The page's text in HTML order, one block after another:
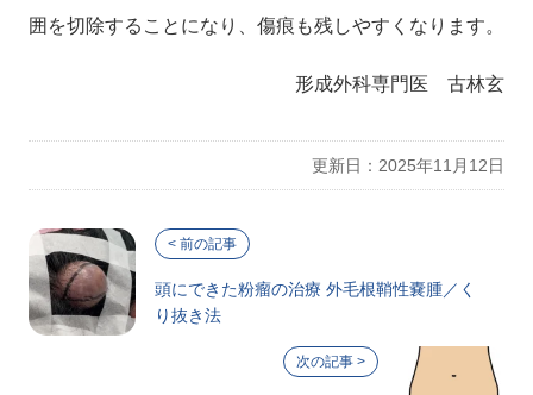
囲を切除することになり、傷痕も残しやすくなります。
形成外科専門医 古林玄
更新日：2025年11月12日
頭にできた粉瘤の治療 外毛根鞘性嚢腫／く
り抜き法